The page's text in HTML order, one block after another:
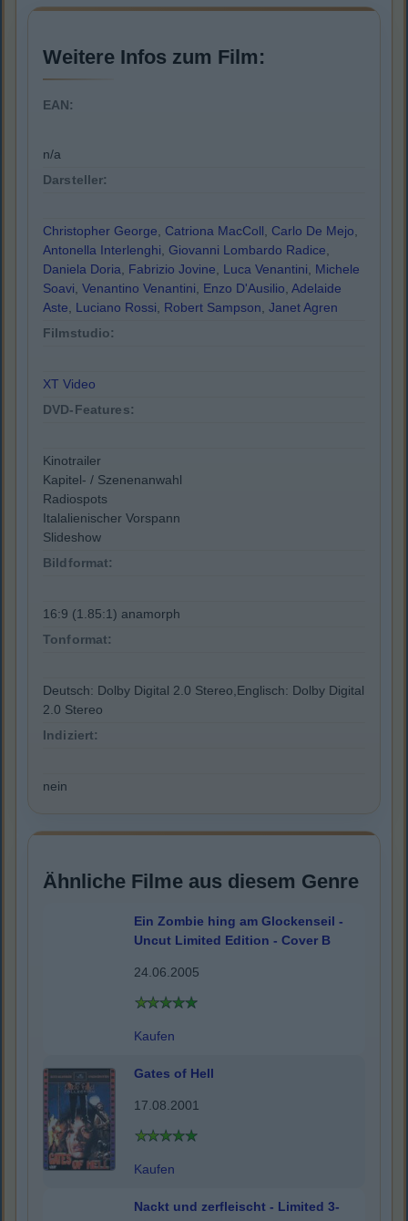
Weitere Infos zum Film:
EAN:
n/a
Darsteller:
Christopher George, Catriona MacColl, Carlo De Mejo,
Antonella Interlenghi, Giovanni Lombardo Radice,
Daniela Doria, Fabrizio Jovine, Luca Venantini, Michele
Soavi, Venantino Venantini, Enzo D'Ausilio, Adelaide
Aste, Luciano Rossi, Robert Sampson, Janet Agren
Filmstudio:
XT Video
DVD-Features:
Kinotrailer
Kapitel- / Szenenanwahl
Radiospots
Italalienischer Vorspann
Slideshow
Bildformat:
16:9 (1.85:1) anamorph
Tonformat:
Deutsch: Dolby Digital 2.0 Stereo,Englisch: Dolby Digital
2.0 Stereo
Indiziert:
nein
Ähnliche Filme aus diesem Genre
Ein Zombie hing am Glockenseil -
Uncut Limited Edition - Cover B
24.06.2005
Kaufen
Gates of Hell
17.08.2001
Kaufen
Nackt und zerfleischt - Limited 3-